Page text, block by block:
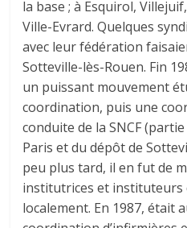
la base ; à Esquirol,
Ville-Evrard. Quelques
avec leur fédération
Sotteville-lès-Rouen. Fin
un puissant mouvement
coordination, puis une
conduite de la SNCF
Paris et du dépôt de
peu plus tard, il en fut de
institutrices et instituteurs
localement. En 1987, était